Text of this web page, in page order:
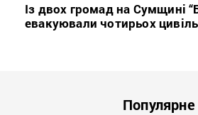
Із двох громад на Сумщині
евакуювали чотирьох
Популярне